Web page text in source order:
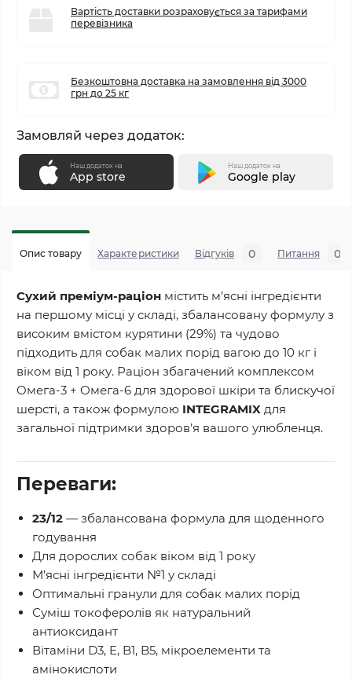
Вартість доставки розраховується за тарифами
перевізника
Безкоштовна доставка на замовлення від 3000
грн до 25 кг
Замовляй через додаток:
Наш додаток на
App store
Наш додаток на
Google play
Опис товару Характеристики Відгуків 0 Питання 0
Сухий преміум-раціон містить м’ясні інгредієнти
на першому місці у складі, збалансовану формулу з
високим вмістом курятини (29%) та чудово
підходить для собак малих порід вагою до 10 кг і
віком від 1 року. Раціон збагачений комплексом
Омега-3 + Омега-6 для здорової шкіри та блискучої
шерсті, а також формулою INTEGRAMIX для
загальної підтримки здоров’я вашого улюбленця.
Переваги:
23/12 — збалансована формула для щоденного
годування
Для дорослих собак віком від 1 року
М’ясні інгредієнти №1 у складі
Оптимальні гранули для собак малих порід
Суміш токоферолів як натуральний
антиоксидант
Вітаміни D3, E, B1, B5, мікроелементи та
амінокислоти